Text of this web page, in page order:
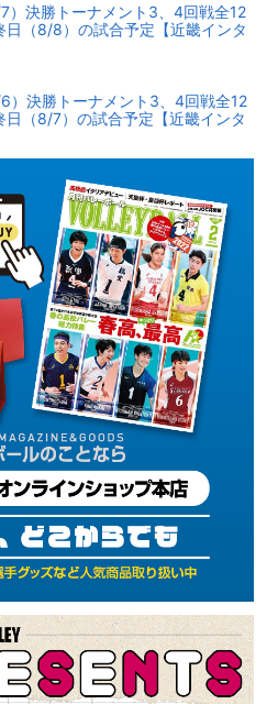
）決勝トーナメント3、4回戦全12
日（8/8）の試合予定【近畿インタ
）決勝トーナメント3、4回戦全12
日（8/7）の試合予定【近畿インタ